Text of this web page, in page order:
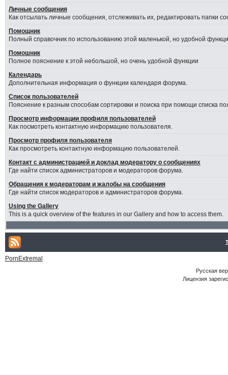
Личные сообщения
Как отсылать личные сообщения, отслеживать их, редактировать папки
Помощник
Полный справочник по использованию этой маленькой, но удобной
Помошник
Полное пояснение к этой небольшой, но очень удобной функции
Календарь
Дополнительная информация о функции календаря форума.
Список пользователей
Пояснение к разным способам сортировки и поиска при помощи списка
Просмотр информации профиля пользователей
Как посмотреть контактную информацию пользователя.
Просмотр профиля пользователя
Как просмотреть контактную информацию пользователей.
Контакт с администрацией и доклад модератору о сообщениях
Где найти список администраторов и модераторов форума.
Обращения к модераторам и жалобы на сообщения
Где найти список модераторов и администраторов форума.
Using the Gallery
This is a quick overview of the features in our Gallery and how to access them.
PornExtremal
Русская
Лицензия